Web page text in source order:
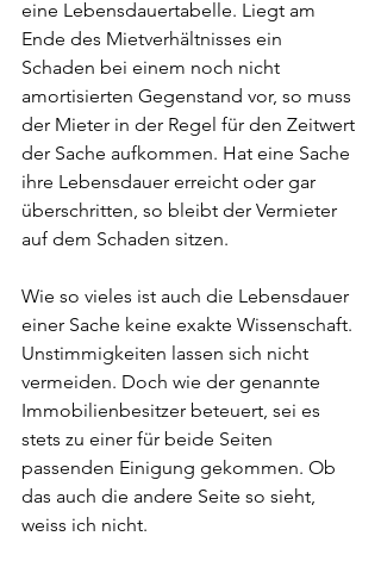
eine Lebensdauertabelle. Liegt am
Ende des Mietverhältnisses ein
Schaden bei einem noch nicht
amortisierten Gegenstand vor, so muss
der Mieter in der Regel für den Zeitwert
der Sache aufkommen. Hat eine Sache
ihre Lebensdauer erreicht oder gar
überschritten, so bleibt der Vermieter
auf dem Schaden sitzen.
Wie so vieles ist auch die Lebensdauer
einer Sache keine exakte Wissenschaft.
Unstimmigkeiten lassen sich nicht
vermeiden. Doch wie der genannte
Immobilienbesitzer beteuert, sei es
stets zu einer für beide Seiten
passenden Einigung gekommen. Ob
das auch die andere Seite so sieht,
weiss ich nicht.